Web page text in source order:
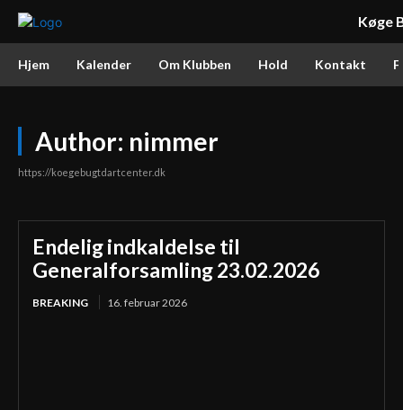
Køge
Hjem Kalender Om Klubben Hold Kontakt
Author: nimmer
https://koegebugtdartcenter.dk
Endelig indkaldelse til
Generalforsamling 23.02.2026
BREAKING 16. februar 2026